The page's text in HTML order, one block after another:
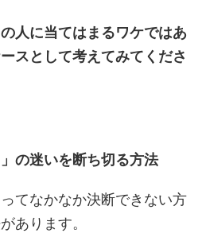
人に当てはまるワケではあ
スとして考えてみてくださ
の迷いを断ち切る方法
てなかなか決断できない方
あります。